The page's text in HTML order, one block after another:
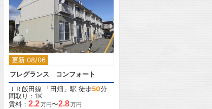
更新 08/06
フレグランス コンフォート
ＪＲ飯田線 「田畑 」駅 徒歩50分
間取り：1K
賃料： 2.2万円〜2.8万円